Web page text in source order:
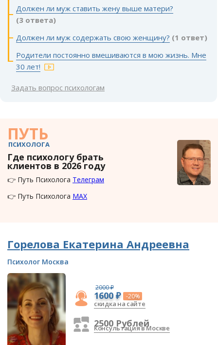
Должен ли муж ставить жену выше матери?
(3 ответа)
Должен ли муж содержать свою женщину? (1 ответ)
Родители постоянно вмешиваются в мою жизнь. Мне
30 лет!
Задать вопрос психологам
ПУТЬ
ПСИХОЛОГА
Где психологу брать
клиентов в 2026 году
👉 Путь Психолога Телеграм
👉 Путь Психолога MAX
Горелова Екатерина Андреевна
Психолог Москва
2000 ₽
1600 ₽ -20%
скидка на сайте
2500 Рублей
Консультация в Москве